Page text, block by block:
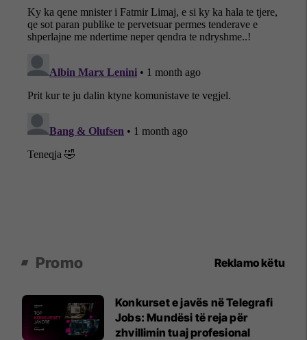
Promo Reklamo këtu
Konkurset e javës në Telegrafi
Jobs: Mundësi të reja për
zhvillimin tuaj profesional